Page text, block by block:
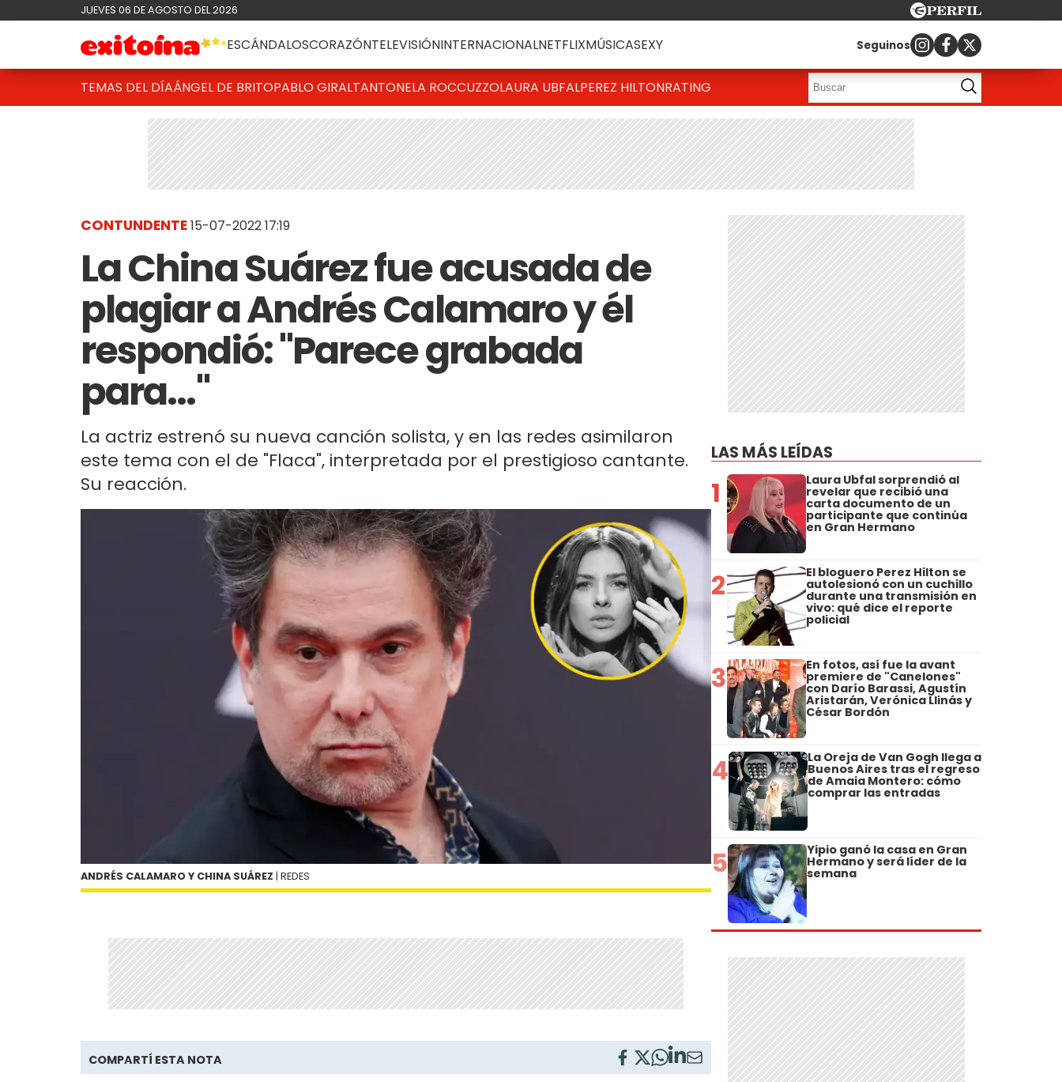
JUEVES 06 DE AGOSTO DEL 2026
ESCÁNDALOSCORAZÓNTELEVISIÓNINTERNACIONALNETFLIXMÚSICASEXY Seguinos
TEMAS DEL DÍAÁNGEL DE BRITOPABLO GIRALTANTONELA ROCCUZZOLAURA UBFALPEREZ HILTONRATING
CONTUNDENTE15-07-2022 17:19
La China Suárez fue acusada de
plagiar a Andrés Calamaro y él
respondió: "Parece grabada
para..."
La actriz estrenó su nueva canción solista, y en las redes asimilaron
este tema con el de "Flaca", interpretada por el prestigioso cantante.
Su reacción.
ANDRÉS CALAMARO Y CHINA SUÁREZ | REDES
COMPARTÍ ESTA NOTA
LAS MÁS LEÍDAS
1 Laura Ubfal sorprendió al
revelar que recibió una
carta documento de un
participante que continúa
en Gran Hermano
2 El bloguero Perez Hilton se
autolesionó con un cuchillo
durante una transmisión en
vivo: qué dice el reporte
policial
3 En fotos, así fue la avant
premiere de "Canelones"
con Darío Barassi, Agustín
Aristarán, Verónica Llinás y
César Bordón
4 La Oreja de Van Gogh llega a
Buenos Aires tras el regreso
de Amaia Montero: cómo
comprar las entradas
5 Yipio ganó la casa en Gran
Hermano y será líder de la
semana